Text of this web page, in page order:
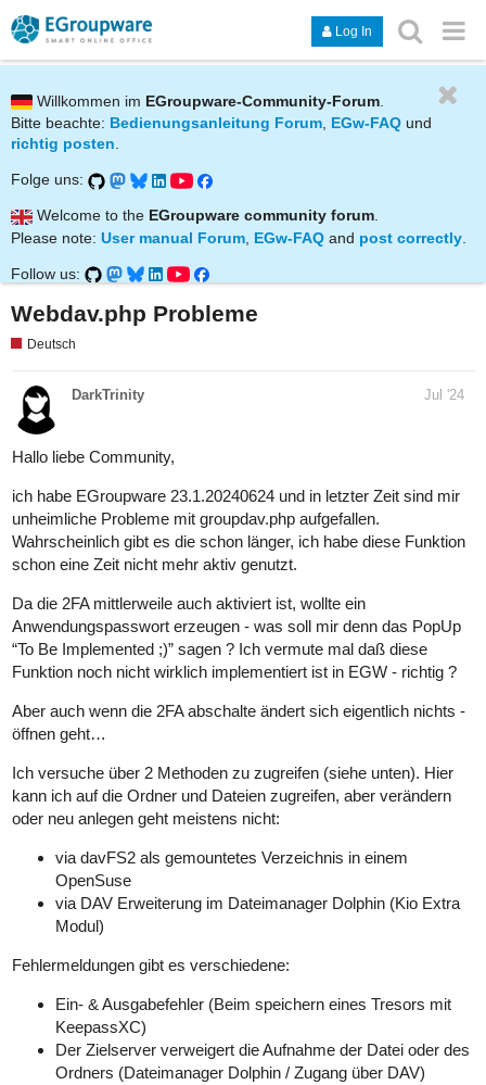
Log In
Willkommen im EGroupware-Community-Forum
Bitte beachte: Bedienungsanleitung Forum, EGw-FAQ und
richtig posten.
Folge uns:
Welcome to the EGroupware community forum.
Please note: User manual Forum EGw-FAQ and post correctly
Follow us:
Webdav.php Probleme
Deutsch
DarkTrinity Jul '24
Hallo liebe Community,
ich habe EGroupware 23.1.20240624 und in letzter Zeit sind mir
unheimliche Probleme mit groupdav.php aufgefallen.
Wahrscheinlich gibt es die schon länger, ich habe diese Funktion
schon eine Zeit nicht mehr aktiv genutzt.
Da die 2FA mittlerweile auch aktiviert ist, wollte ein
Anwendungspasswort erzeugen - was soll mir denn das PopUp
“To Be Implemented ;)” sagen ? Ich vermute mal daß diese
Funktion noch nicht wirklich implementiert ist in EGW - richtig ?
Aber auch wenn die 2FA abschalte ändert sich eigentlich nichts -
öffnen geht…
Ich versuche über 2 Methoden zu zugreifen (siehe unten). Hier
kann ich auf die Ordner und Dateien zugreifen, aber verändern
oder neu anlegen geht meistens nicht:
via davFS2 als gemountetes Verzeichnis in einem
OpenSuse
via DAV Erweiterung im Dateimanager Dolphin (Kio Extra
Modul)
Fehlermeldungen gibt es verschiedene:
Ein- & Ausgabefehler (Beim speichern eines Tresors mit
KeepassXC)
Der Zielserver verweigert die Aufnahme der Datei oder des
Ordners (Dateimanager Dolphin / Zugang über DAV)